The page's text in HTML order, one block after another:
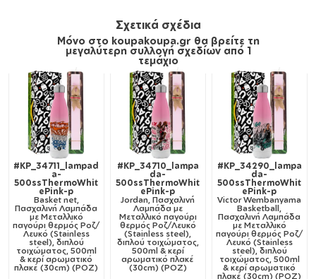
Σχετικά σχέδια
Μόνο στο koupakoupa.gr θα βρείτε τη
μεγαλύτερη συλλογή σχεδίων από 1
τεμάχιο
#KP_34711_lampad
a-
500ssThermoWhit
ePink-p
Basket net,
Πασχαλινή Λαμπάδα
με Μεταλλικό
παγούρι θερμός Ροζ/
Λευκό (Stainless
steel), διπλού
τοιχώματος, 500ml
& κερί αρωματικό
πλακέ (30cm) (ΡΟΖ)
#KP_34710_lampa
da-
500ssThermoWhit
ePink-p
Jordan, Πασχαλινή
Λαμπάδα με
Μεταλλικό παγούρι
θερμός Ροζ/Λευκό
(Stainless steel),
διπλού τοιχώματος,
500ml & κερί
αρωματικό πλακέ
(30cm) (ΡΟΖ)
#KP_34290_lampa
da-
500ssThermoWhit
ePink-p
Victor Wembanyama
Basketball,
Πασχαλινή Λαμπάδα
με Μεταλλικό
παγούρι θερμός Ροζ/
Λευκό (Stainless
steel), διπλού
τοιχώματος, 500ml
& κερί αρωματικό
πλακέ (30cm) (ΡΟΖ)